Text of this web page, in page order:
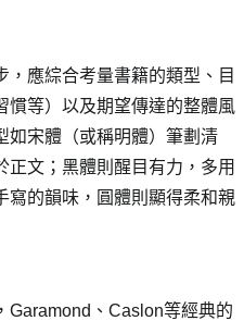
應綜合考量書籍的類型、目
慣等）以及期望傳達的整體風
如宋體（或稱明體）筆劃清
正文；黑體則醒目有力，多用
寫的韻味，圓體則顯得柔和親
Garamond、Caslon等經典的